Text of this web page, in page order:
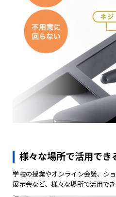
様々な場所で活用でき
学校の授業やオンライン会議、シ
展示会など、様々な場所で活用でき